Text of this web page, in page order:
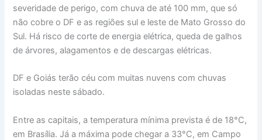
severidade de perigo, com chuva de até 100 mm, que só
não cobre o DF e as regiões sul e leste de Mato Grosso do
Sul. Há risco de corte de energia elétrica, queda de galhos
de árvores, alagamentos e de descargas elétricas.
DF e Goiás terão céu com muitas nuvens com chuvas
isoladas neste sábado.
Entre as capitais, a temperatura mínima prevista é de 18°C,
em Brasília. Já a máxima pode chegar a 33°C, em Campo